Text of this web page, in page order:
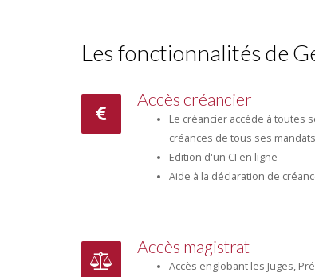
Les fonctionnalités de
Accès créancier
Le créancier accéde à toutes
créances de tous ses mandats
Edition d'un CI en ligne
Aide à la déclaration de
Accès magistrat
Accès englobant les Juges,